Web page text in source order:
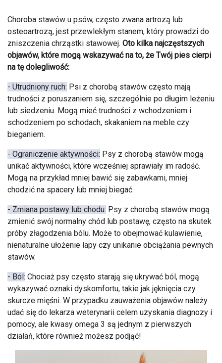
Choroba stawów u psów, często zwana artrozą lub
osteoartrozą, jest przewlekłym stanem, który prowadzi do
zniszczenia chrząstki stawowej. Oto kilka najczęstszych
objawów, które mogą wskazywać na to, że Twój pies cierpi
na tę dolegliwość:
- Utrudniony ruch: Psi z chorobą stawów często mają
trudności z poruszaniem się, szczególnie po długim leżeniu
lub siedzeniu. Mogą mieć trudności z wchodzeniem i
schodzeniem po schodach, skakaniem na meble czy
bieganiem.
- Ograniczenie aktywności: Psy z chorobą stawów mogą
unikać aktywności, które wcześniej sprawiały im radość.
Mogą na przykład mniej bawić się zabawkami, mniej
chodzić na spacery lub mniej biegać.
- Zmiana postawy lub chodu: Psy z chorobą stawów mogą
zmienić swój normalny chód lub postawę, często na skutek
próby złagodzenia bólu. Może to obejmować kulawienie,
nienaturalne ułożenie łapy czy unikanie obciążania pewnych
stawów.
- Ból: Chociaż psy często starają się ukrywać ból, mogą
wykazywać oznaki dyskomfortu, takie jak jęknięcia czy
skurcze mięśni. W przypadku zauważenia objawów należy
udać się do lekarza weterynarii celem uzyskania diagnozy i
pomocy, ale kwasy omega 3 są jednym z pierwszych
działań, które również możesz podjąć!